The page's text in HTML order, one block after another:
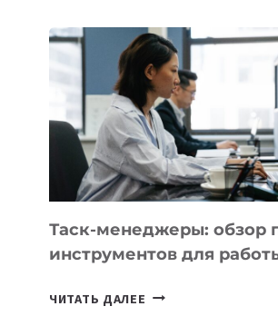
VELOCITY
BY
MOST
—
МЕЖДУНАРОДНУЮ
ПРОГРАММУ
ДЛЯ
ТЕХНОЛОГИЧЕСКИХ
СТАРТАПОВ
Таск-менеджеры: обзор
инструментов для
ЧИТАТЬ ДАЛЕЕ ТАСК-